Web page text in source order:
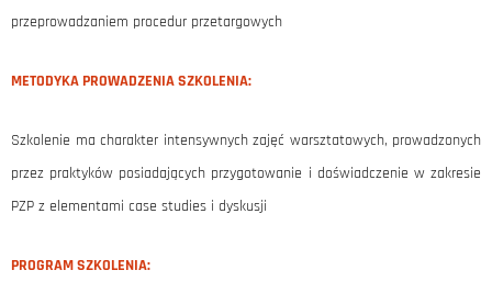
przeprowadzaniem procedur przetargowych
METODYKA PROWADZENIA SZKOLENIA:
Szkolenie ma charakter intensywnych zajęć warsztatowych, prowadzonych
przez praktyków posiadających przygotowanie i doświadczenie w zakresie
PZP z elementami case studies i dyskusji
PROGRAM SZKOLENIA: